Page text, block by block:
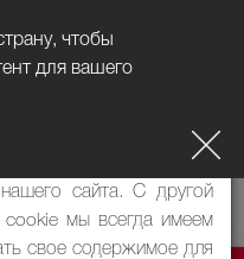
чтобы
для вашего
cookie. Они имеют две
необходимы для
сайта. С другой
мы всегда имеем
свое содержимое для